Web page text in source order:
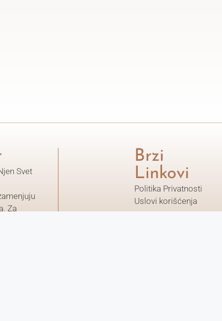
Svet
Za
Brzi
Linkovi
Politika Privatnosti
Uslovi korišćenja